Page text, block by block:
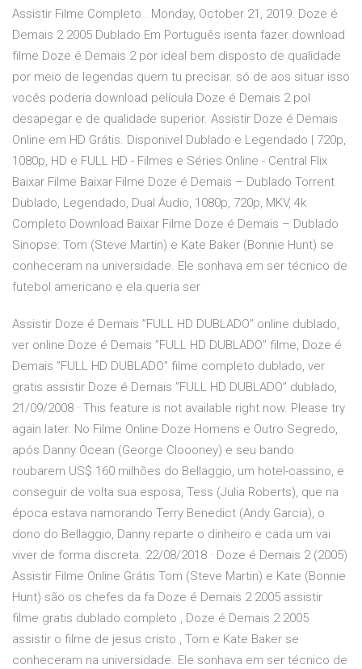
Assistir Filme Completo . Monday, October 21, 2019. Doze é
Demais 2 2005 Dublado Em Português isenta fazer download
filme Doze é Demais 2 por ideal bem disposto de qualidade
por meio de legendas quem tu precisar. só de aos situar isso
vocês poderia download película Doze é Demais 2 pol
desapegar e de qualidade superior. Assistir Doze é Demais
Online em HD Grátis. Disponivel Dublado e Legendado | 720p,
1080p, HD e FULL HD - Filmes e Séries Online - Central Flix
Baixar Filme Baixar Filme Doze é Demais – Dublado Torrent
Dublado, Legendado, Dual Áudio, 1080p, 720p, MKV, 4k
Completo Download Baixar Filme Doze é Demais – Dublado
Sinopse: Tom (Steve Martin) e Kate Baker (Bonnie Hunt) se
conheceram na universidade. Ele sonhava em ser técnico de
futebol americano e ela queria ser
Assistir Doze é Demais ”FULL HD DUBLADO” online dublado,
ver online Doze é Demais ”FULL HD DUBLADO” filme, Doze é
Demais ”FULL HD DUBLADO” filme completo dublado, ver
gratis assistir Doze é Demais ”FULL HD DUBLADO” dublado,
21/09/2008 · This feature is not available right now. Please try
again later. No Filme Online Doze Homens e Outro Segredo,
após Danny Ocean (George Cloooney) e seu bando
roubarem US$ 160 milhões do Bellaggio, um hotel-cassino, e
conseguir de volta sua esposa, Tess (Julia Roberts), que na
época estava namorando Terry Benedict (Andy Garcia), o
dono do Bellaggio, Danny reparte o dinheiro e cada um vai
viver de forma discreta. 22/08/2018 · Doze é Demais 2 (2005)
Assistir Filme Online Grátis Tom (Steve Martin) e Kate (Bonnie
Hunt) são os chefes da fa Doze é Demais 2 2005 assistir
filme gratis dublado completo , Doze é Demais 2 2005
assistir o filme de jesus cristo , Tom e Kate Baker se
conheceram na universidade. Ele sonhava em ser técnico de